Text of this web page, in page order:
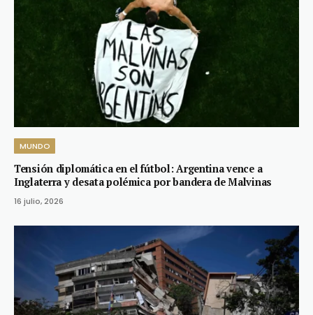
MUNDO
Tensión diplomática en el fútbol: Argentina vence a
Inglaterra y desata polémica por bandera de Malvinas
16 julio, 2026